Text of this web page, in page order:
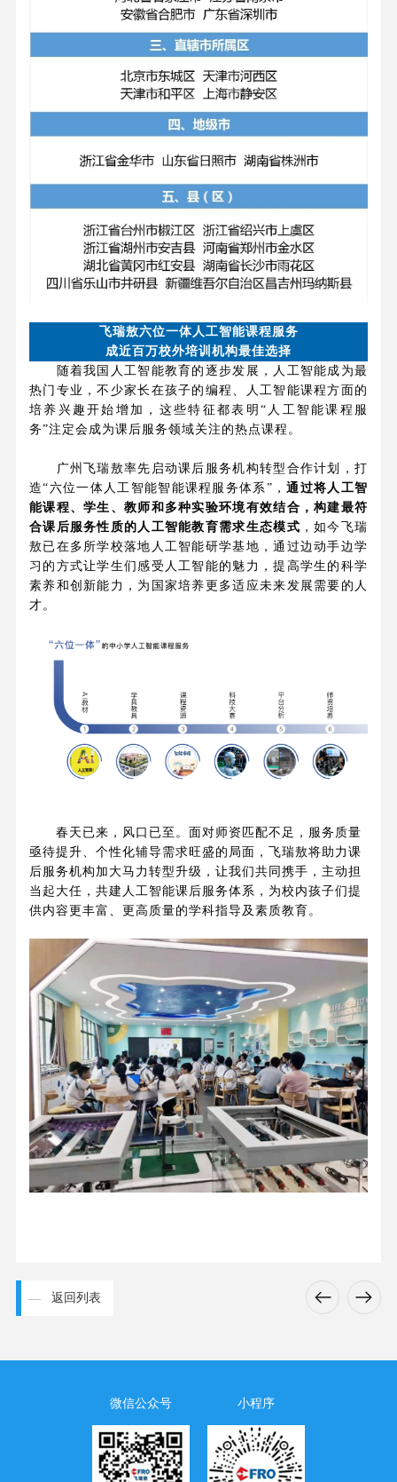
飞瑞敖六位一体人工智能课程服务
成近百万校外培训机构最佳选择
随着我国人工智能教育的逐步发展，人工智能成为最
热门专业，不少家长在孩子的编程、人工智能课程方面的
培养兴趣开始增加，这些特征都表明“人工智能课程服
务”注定会成为课后服务领域关注的热点课程。
广州飞瑞敖率先启动课后服务机构转型合作计划，打
造“六位一体人工智能智能课程服务体系”，通过将人工智
能课程、学生、教师和多种实验环境有效结合，构建最符
合课后服务性质的人工智能教育需求生态模式 ，如今飞瑞
敖已在多所学校落地人工智能研学基地，通过边动手边学
习的方式让学生们感受人工智能的魅力，提高学生的科学
素养和创新能力，为国家培养更多适应未来发展需要的人
才。
春天已来，风口已至。面对师资匹配不足，服务质量
亟待提升、个性化辅导需求旺盛的局面，飞瑞敖将助力课
后服务机构加大马力转型升级，让我们共同携手，主动担
当起大任，共建人工智能课后服务体系，为校内孩子们提
供内容更丰富、更高质量的学科指导及素质教育。
返回列表
微信公众号 小程序